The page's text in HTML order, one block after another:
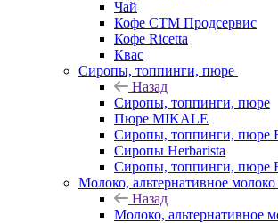
Чай
Кофе СТМ Продсервис
Кофе Ricetta
Квас
Сиропы, топпинги, пюре
Назад
Сиропы, топпинги, пюре
Пюре MIKALE
Сиропы, топпинги, пюре
Сиропы Herbarista
Сиропы, топпинги, пюре
Молоко, альтернативное молоко
Назад
Молоко, альтернативное